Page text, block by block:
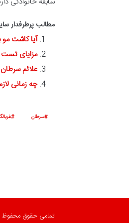
مطالب پرطرفدار
آیا کاشت
مزایای
علائم
چه زمانی
سرطان
تمامی حقوق محفوظ